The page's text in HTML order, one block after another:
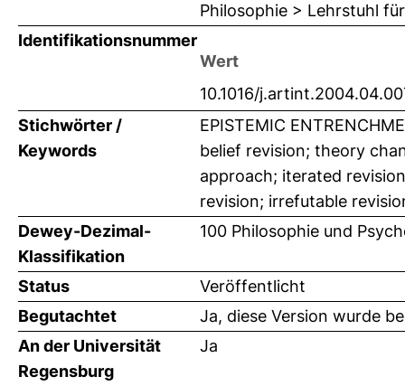
Philosophie > Lehrstuhl
Identifikationsnummer
Wert
10.1016/
Stichwörter /
Keywords
EPISTEMIC
belief revision; theory
approach; iterated
revision; irrefutable
Dewey-Dezimal-
Klassifikation
100 Philosophie und
Status
Veröffentlicht
Begutachtet
Ja, diese Version wurde
An der Universität
Regensburg
Ja